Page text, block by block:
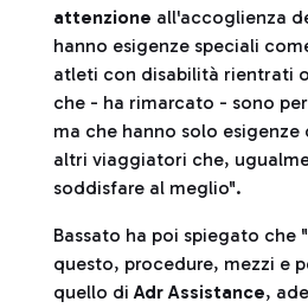
attenzione all'accoglienza
hanno esigenze speciali
atleti con disabilità rientrati
che - ha rimarcato - sono
ma che hanno solo
altri viaggiatori che,
soddisfare al meglio".
Bassato ha poi spiegato che
questo, procedure, mezzi e
quello diAdr Assistance,